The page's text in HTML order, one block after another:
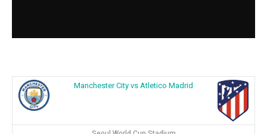
Manchester City vs Atletico Madrid